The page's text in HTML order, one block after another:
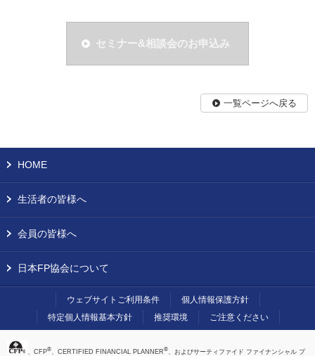
セミナー&相談会のお申込み
一覧ページへ戻る
HOME
生活者の皆様へ
会員の皆様へ
日本FP協会について
ウェブサイトご利用条件
個人情報保護方針
特定個人情報基本方針
推奨環境 ご注意ください
、CFP®、CERTIFIED FINANCIAL PLANNER®、およびサーティファイド ファイナンシャル プ